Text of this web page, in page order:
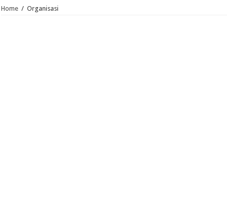
Home / Organisasi